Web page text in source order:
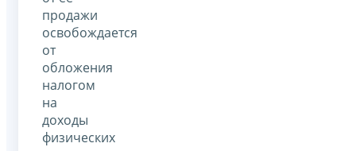
продажи
освобождается
от
обложения
налогом
на
доходы
физических